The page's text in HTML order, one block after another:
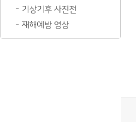
기상기후 사진전
재해예방 영상